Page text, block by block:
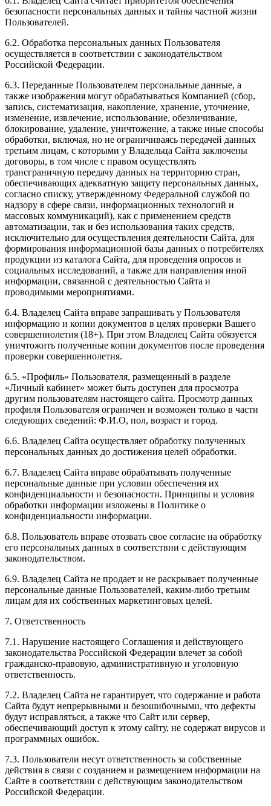
безопасности персональных данных и тайны частной жизни
Пользователей.
6.2. Обработка персональных данных Пользователя
осуществляется в соответствии с законодательством
Российской Федерации.
6.3. Переданные Пользователем персональные данные, а
также изображения могут обрабатываться Компанией (сбор,
запись, систематизация, накопление, хранение, уточнение,
изменение, извлечение, использование, обезличивание,
блокирование, удаление, уничтожение, а также иные способы
обработки, включая, но не ограничиваясь передачей данных
третьим лицам, с которыми у Владельца Сайта заключены
договоры, в том числе с правом осуществлять
трансграничную передачу данных на территорию стран,
обеспечивающих адекватную защиту персональных данных,
согласно списку, утвержденному Федеральной службой по
надзору в сфере связи, информационных технологий и
массовых коммуникаций), как с применением средств
автоматизации, так и без использования таких средств,
исключительно для осуществления деятельности Сайта, для
формирования информационной базы данных о потребителях
продукции из каталога Сайта, для проведения опросов и
социальных исследований, а также для направления иной
информации, связанной с деятельностью Сайта и
проводимыми мероприятиями.
6.4. Владелец Сайта вправе запрашивать у Пользователя
информацию и копии документов в целях проверки Вашего
совершеннолетия (18+). При этом Владелец Сайта обязуется
уничтожить полученные копии документов после проведения
проверки совершеннолетия.
6.5. «Профиль» Пользователя, размещенный в разделе
«Личный кабинет» может быть доступен для просмотра
другим пользователям настоящего сайта. Просмотр данных
профиля Пользователя ограничен и возможен только в части
следующих сведений: Ф.И.О, пол, возраст и город.
6.6. Владелец Сайта осуществляет обработку полученных
персональных данных до достижения целей обработки.
6.7. Владелец Сайта вправе обрабатывать полученные
персональные данные при условии обеспечения их
конфиденциальности и безопасности. Принципы и условия
обработки информации изложены в Политике о
конфиденциальности информации.
6.8. Пользователь вправе отозвать свое согласие на обработку
его персональных данных в соответствии с действующим
законодательством.
6.9. Владелец Сайта не продает и не раскрывает полученные
персональные данные Пользователей, каким-либо третьим
лицам для их собственных маркетинговых целей.
7. Ответственность
7.1. Нарушение настоящего Соглашения и действующего
законодательства Российской Федерации влечет за собой
гражданско-правовую, административную и уголовную
ответственность.
7.2. Владелец Сайта не гарантирует, что содержание и работа
Сайта будут непрерывными и безошибочными, что дефекты
будут исправляться, а также что Сайт или сервер,
обеспечивающий доступ к этому сайту, не содержат вирусов и
программных ошибок.
7.3. Пользователи несут ответственность за собственные
действия в связи с созданием и размещением информации на
Сайте в соответствии с действующим законодательством
Российской Федерации.